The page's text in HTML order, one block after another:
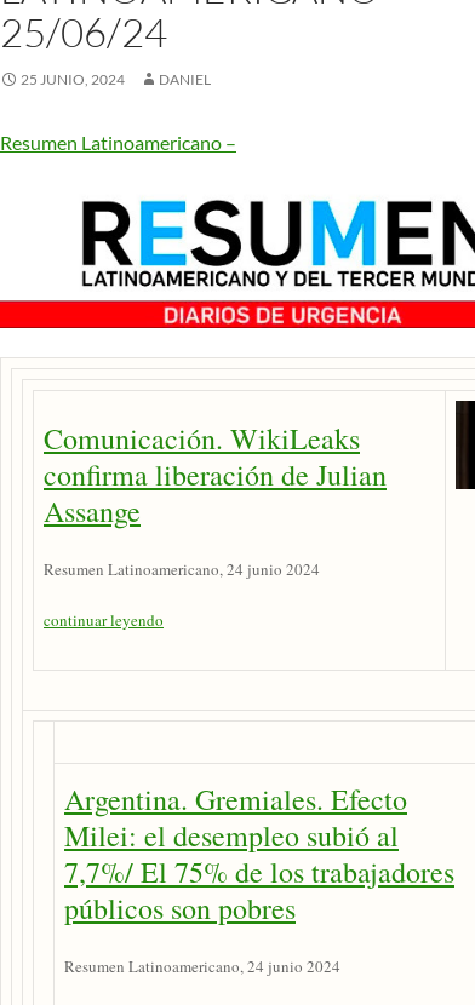
25/06/24
25 JUNIO, 2024 DANIEL
Resumen Latinoamericano –
Comunicación. WikiLeaks
confirma liberación de Julian
Assange
Resumen Latinoamericano, 24 junio 2024
continuar leyendo
Argentina. Gremiales. Efecto
Milei: el desempleo subió al
7,7%/ El 75% de los trabajadores
públicos son pobres
Resumen Latinoamericano, 24 junio 2024